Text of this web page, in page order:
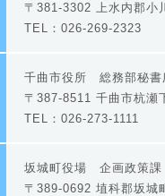
〒381-3302 上水内郡小
TEL：026-269-2323
千曲市役所 総務部秘書
〒387-8511 千曲市杭瀬
TEL：026-273-1111
坂城町役場 企画政策課
〒389-0692 埴科郡坂城